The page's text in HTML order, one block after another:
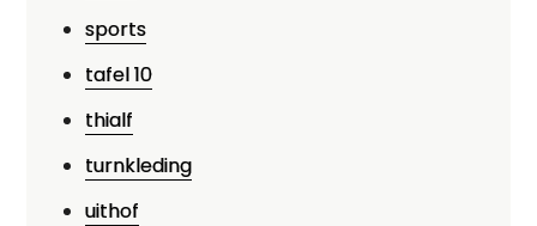
sports
tafel 10
thialf
turnkleding
uithof